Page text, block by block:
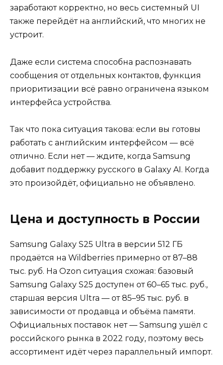
заработают корректно, но весь системный UI
также перейдёт на английский, что многих не
устроит.
Даже если система способна распознавать
сообщения от отдельных контактов, функция
приоритизации всё равно ограничена языком
интерфейса устройства.
Так что пока ситуация такова: если вы готовы
работать с английским интерфейсом — всё
отлично. Если нет — ждите, когда Samsung
добавит поддержку русского в Galaxy AI. Когда
это произойдёт, официально не объявлено.
Цена и доступность в России
Samsung Galaxy S25 Ultra в версии 512 ГБ
продаётся на Wildberries примерно от 87–88
тыс. руб. На Ozon ситуация схожая: базовый
Samsung Galaxy S25 доступен от 60–65 тыс. руб.,
старшая версия Ultra — от 85–95 тыс. руб. в
зависимости от продавца и объёма памяти.
Официальных поставок нет — Samsung ушёл с
российского рынка в 2022 году, поэтому весь
ассортимент идёт через параллельный импорт.